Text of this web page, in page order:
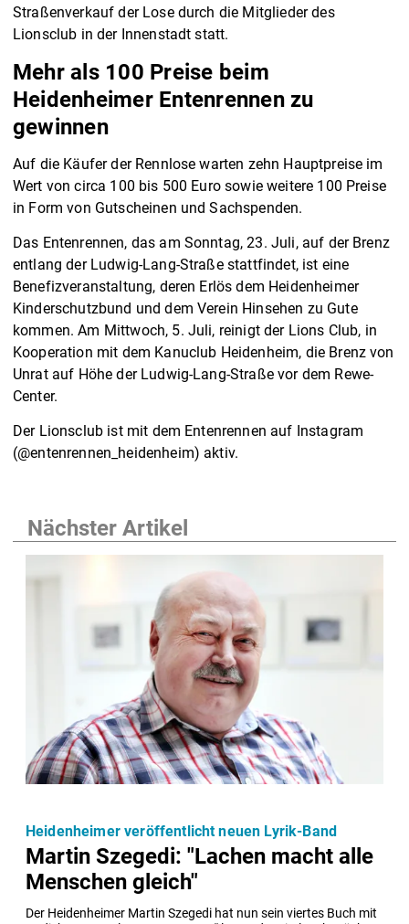
Straßenverkauf der Lose durch die Mitglieder des
Lionsclub in der Innenstadt statt.
Mehr als 100 Preise beim
Heidenheimer Entenrennen zu
gewinnen
Auf die Käufer der Rennlose warten zehn Hauptpreise im
Wert von circa 100 bis 500 Euro sowie weitere 100 Preise
in Form von Gutscheinen und Sachspenden.
Das Entenrennen, das am Sonntag, 23. Juli, auf der Brenz
entlang der Ludwig-Lang-Straße stattfindet, ist eine
Benefizveranstaltung, deren Erlös dem Heidenheimer
Kinderschutzbund und dem Verein Hinsehen zu Gute
kommen. Am Mittwoch, 5. Juli, reinigt der Lions Club, in
Kooperation mit dem Kanuclub Heidenheim, die Brenz von
Unrat auf Höhe der Ludwig-Lang-Straße vor dem Rewe-
Center.
Der Lionsclub ist mit dem Entenrennen auf Instagram
(@entenrennen_heidenheim) aktiv.
Nächster Artikel
Martin Szegedi: "Lachen macht alle
Menschen gleich"
Der Heidenheimer Martin Szegedi hat nun sein viertes Buch mit
Heidenheimer veröffentlicht neuen Lyrik-Band